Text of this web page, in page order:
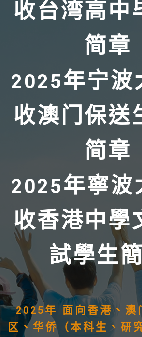
收台湾高中
简章
2025年宁波
收澳门保送
简章
2025年寧波
收香港中學
試學生
2025年 面向香港、澳
区、华侨（本科生、研